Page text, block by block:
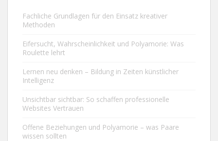
Fachliche Grundlagen für den Einsatz kreativer
Methoden
Eifersucht, Wahrscheinlichkeit und Polyamorie: Was
Roulette lehrt
Lernen neu denken – Bildung in Zeiten künstlicher
Intelligenz
Unsichtbar sichtbar: So schaffen professionelle
Websites Vertrauen
Offene Beziehungen und Polyamorie – was Paare
wissen sollten